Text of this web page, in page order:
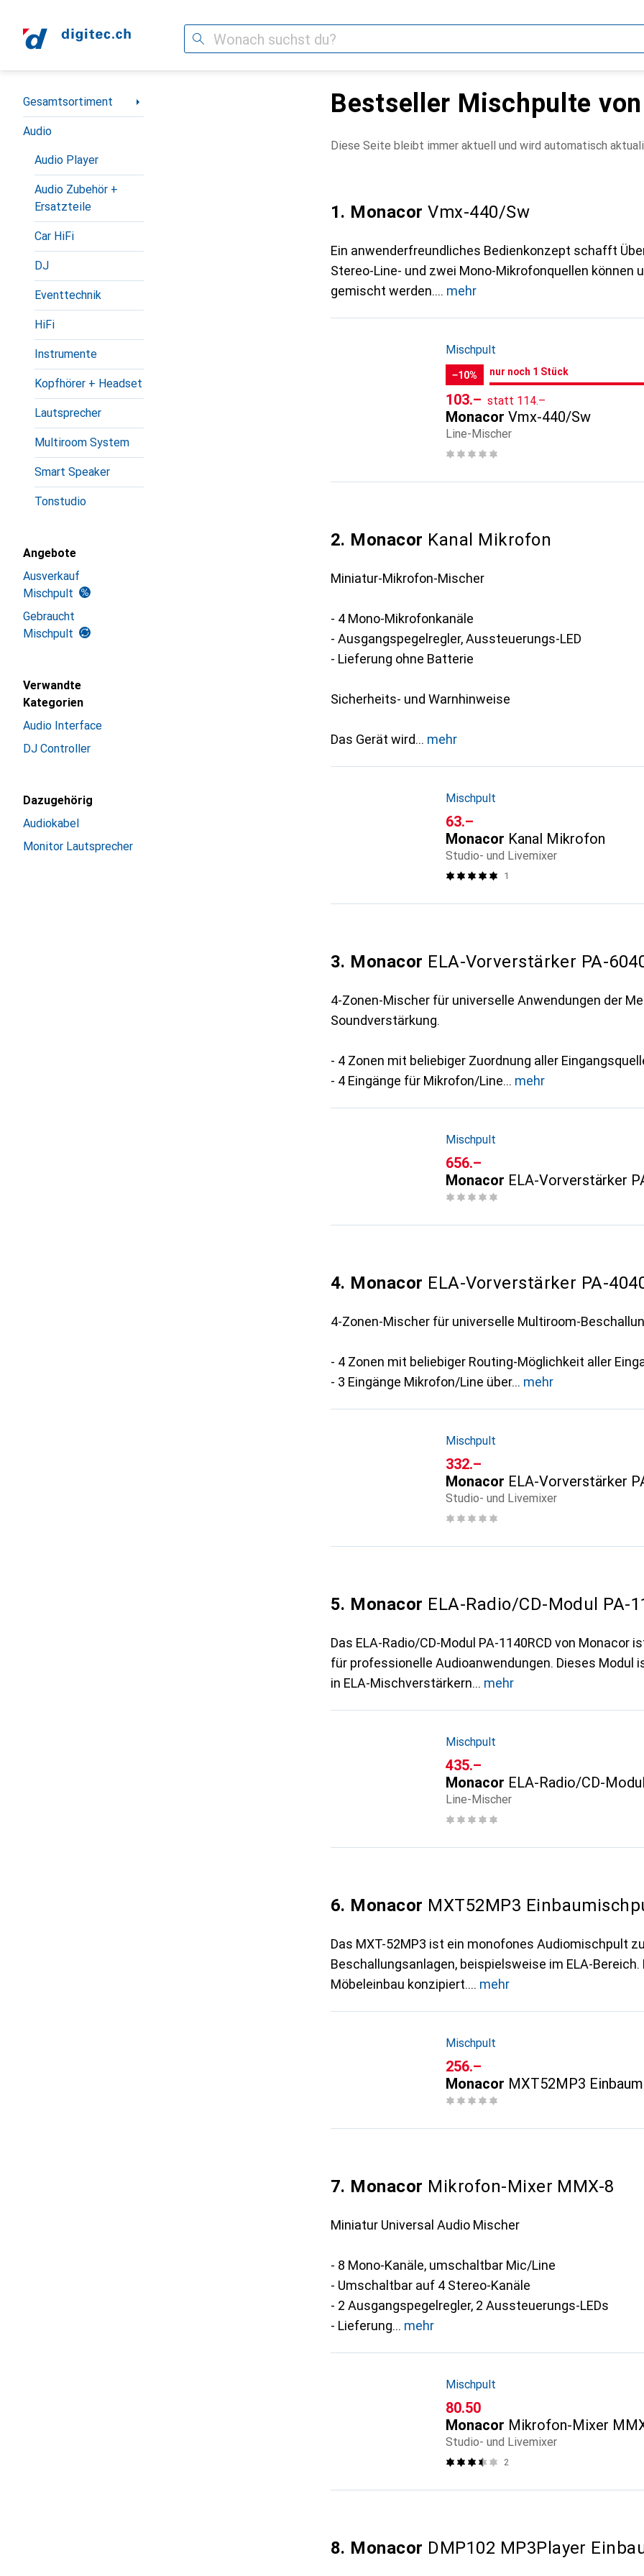
Suche
Navigation nach Kategorien
Gesamtsortiment
Audio
Audio Player
Audio Zubehör +
Ersatzteile
Car HiFi
DJ
Eventtechnik
HiFi
Instrumente
Kopfhörer + Headset
Lautsprecher
Multiroom System
Smart Speaker
Tonstudio
Angebote
Ausverkauf
Mischpult
Gebraucht
Mischpult
Verwandte
Kategorien
Audio Interface
DJ Controller
Dazugehörig
Audiokabel
Monitor Lautsprecher
Bestseller Mischpulte
Diese Seite bleibt immer aktuell und wird automatisch
1. Monacor Vmx-440/Sw
Ein anwenderfreundliches Bedienkonzept schafft
Stereo-Line- und zwei Mono-Mikrofonquellen können
gemischt werden.
mehr
Mischpult
−10% noch 1 Stück
nur noch 1 / 1
nur noch 1 Stück
CHF
103.– statt CHF
114.–
Monacor Vmx-440/Sw
Line-Mischer
2. Monacor Kanal Mikrofon
Miniatur-Mikrofon-Mischer
- 4 Mono-Mikrofonkanäle
- Ausgangspegelregler, Aussteuerungs-LED
- Lieferung ohne Batterie
Sicherheits- und Warnhinweise
Das Gerät wird mehr
Mischpult
CHF
63.–
Monacor Kanal Mikrofon
Studio- und Livemixer
1
3. Monacor ELA-Vorverstärker PA-
4-Zonen-Mischer für universelle Anwendungen der
Soundverstärkung.
- 4 Zonen mit beliebiger Zuordnung aller
- 4 Eingänge für Mikrofon/Line
mehr
Mischpult
CHF
656.–
Monacor ELA-Vorverstärker
4. Monacor ELA-Vorverstärker PA-
4-Zonen-Mischer für universelle Multiroom-
- 4 Zonen mit beliebiger Routing-Möglichkeit aller
- 3 Eingänge Mikrofon/Line über
mehr
Mischpult
CHF
332.–
Monacor ELA-Vorverstärker
Studio- und Livemixer
5. Monacor ELA-Radio/CD-Modul PA-
Das ELA-Radio/CD-Modul PA-1140RCD von Monacor
für professionelle Audioanwendungen. Dieses Modul
in ELA-Mischverstärkern
mehr
Mischpult
CHF
435.–
Monacor ELA-Radio/CD-
Line-Mischer
6. Monacor MXT52MP3
Das MXT-52MP3 ist ein monofones Audiomischpult
Beschallungsanlagen, beispielsweise im ELA-
Möbeleinbau konzipiert.
mehr
Mischpult
CHF
256.–
Monacor MXT52MP3
7. Monacor Mikrofon-Mixer MMX-8
Miniatur Universal Audio Mischer
- 8 Mono-Kanäle, umschaltbar Mic/Line
- Umschaltbar auf 4 Stereo-Kanäle
- 2 Ausgangspegelregler, 2 Aussteuerungs-LEDs
- Lieferung
mehr
Mischpult
CHF
80.50
Monacor Mikrofon-Mixer
Studio- und Livemixer
2
8. Monacor DMP102 MP3Player